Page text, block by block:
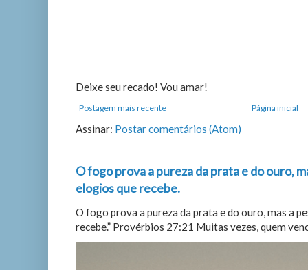
Deixe seu recado! Vou amar!
Postagem mais recente Página inicial
Assinar: Postar comentários (Atom)
O fogo prova a pureza da prata e do ouro,
elogios que recebe.
O fogo prova a pureza da prata e do ouro, mas a
recebe.” Provérbios 27:21 Muitas vezes, quem